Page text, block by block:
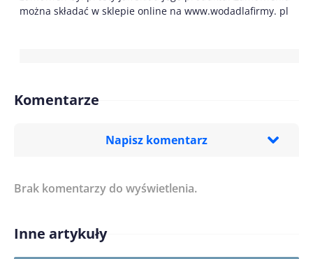
można składać w sklepie online na www.wodadlafirmy. pl
Komentarze
Napisz komentarz
Treść komentarza*
Imię/ Nick*
Brak komentarzy do wyświetlenia.
Inne artykuły